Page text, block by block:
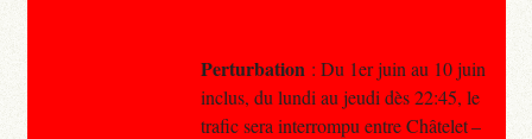
Perturbation : Du 1er juin au 10 juin
inclus, du lundi au jeudi dès 22:45, le
trafic sera interrompu entre Châtelet –